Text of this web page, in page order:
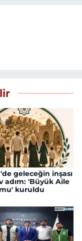
geleceğin inşası
adım: 'Büyük Aile
kuruldu